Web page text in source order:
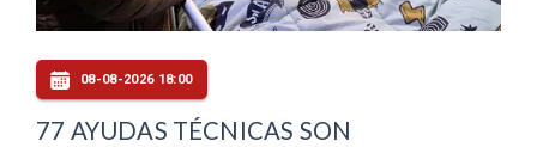
08-08-2026 18:00
77 AYUDAS TÉCNICAS SON